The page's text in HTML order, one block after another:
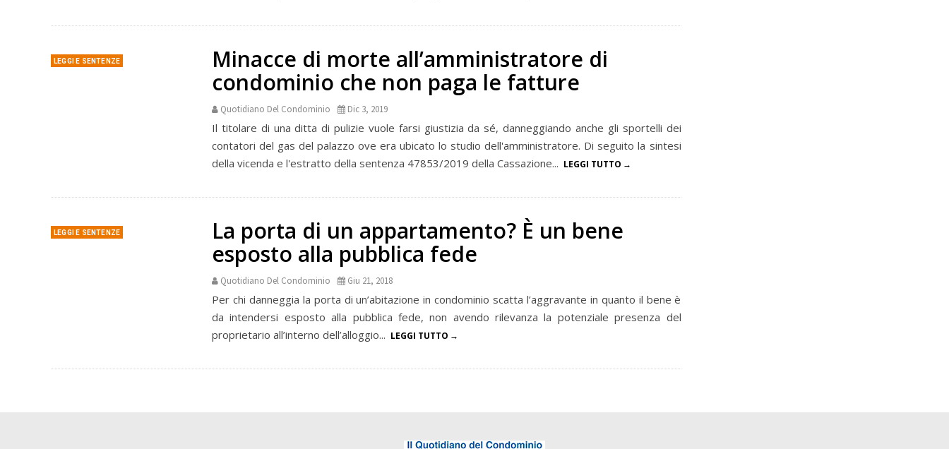
LEGGI E SENTENZE
Minacce di morte all’amministratore di
condominio che non paga le fatture
Quotidiano Del Condominio Dic 3, 2019
Il titolare di una ditta di pulizie vuole farsi giustizia da sé, danneggiando anche gli sportelli dei
contatori del gas del palazzo ove era ubicato lo studio dell'amministratore. Di seguito la sintesi
della vicenda e l'estratto della sentenza 47853/2019 della Cassazione... LEGGI TUTTO
LEGGI E SENTENZE
La porta di un appartamento? È un bene
esposto alla pubblica fede
Quotidiano Del Condominio Giu 21, 2018
Per chi danneggia la porta di un’abitazione in condominio scatta l’aggravante in quanto il bene è
da intendersi esposto alla pubblica fede, non avendo rilevanza la potenziale presenza del
proprietario all’interno dell’alloggio... LEGGI TUTTO